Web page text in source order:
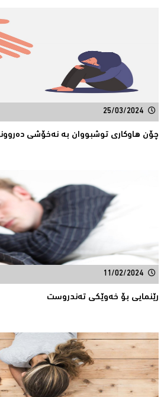
25/03/2024
چۆن هاوکاری توشبووان بە نەخۆشی
11/02/2024
رێنمایی بۆ خەوێکی تەندروست